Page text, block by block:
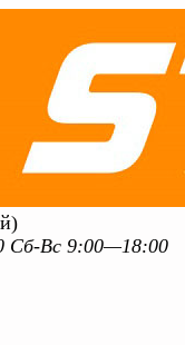
Вс 9:00—18:00